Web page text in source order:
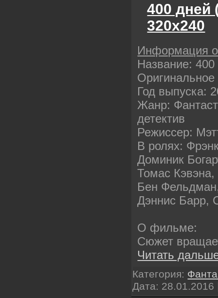
400 дней
320х240
Информация
Название:
Год выпуска:
Жанр:
детектив
Режиссер:
В ролях:
Доминик
Томас
Бен
Дэннис Барр,
О фильме:
Сюжет
Читать
Категория:
Дата: 28.01.2016